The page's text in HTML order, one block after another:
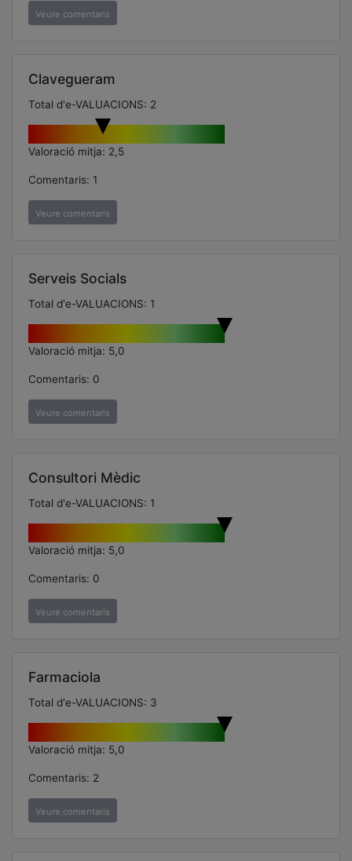
Veure comentaris
Clavegueram
Total d'e-VALUACIONS: 2
Valoració mitja: 2,5
Comentaris: 1
Veure comentaris
Serveis Socials
Total d'e-VALUACIONS: 1
Valoració mitja: 5,0
Comentaris: 0
Veure comentaris
Consultori Mèdic
Total d'e-VALUACIONS: 1
Valoració mitja: 5,0
Comentaris: 0
Veure comentaris
Farmaciola
Total d'e-VALUACIONS: 3
Valoració mitja: 5,0
Comentaris: 2
Veure comentaris